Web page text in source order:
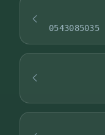
0543085035